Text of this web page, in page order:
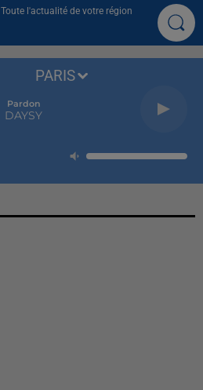
Toute l'actualité de votre région
Pardon
DAYSY
PARIS